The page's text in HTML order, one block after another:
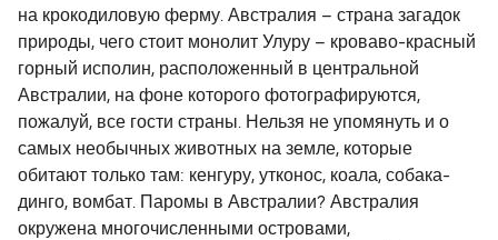
на крокодиловую ферму. Австралия – страна загадок
природы, чего стоит монолит Улуру – кроваво-красный
горный исполин, расположенный в центральной
Австралии, на фоне которого фотографируются,
пожалуй, все гости страны. Нельзя не упомянуть и о
самых необычных животных на земле, которые
обитают только там: кенгуру, утконос, коала, собака-
динго, вомбат. Паромы в Австралии? Австралия
окружена многочисленными островами,